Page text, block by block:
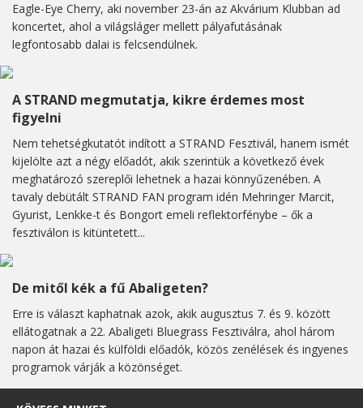
Eagle-Eye Cherry, aki november 23-án az Akvárium Klubban ad
koncertet, ahol a világsláger mellett pályafutásának
legfontosabb dalai is felcsendülnek.
A STRAND megmutatja, kikre érdemes most
figyelni
Nem tehetségkutatót indított a STRAND Fesztivál, hanem ismét
kijelölte azt a négy előadót, akik szerintük a következő évek
meghatározó szereplői lehetnek a hazai könnyűzenében. A
tavaly debütált STRAND FAN program idén Mehringer Marcit,
Gyurist, Lenkke-t és Bongort emeli reflektorfénybe – ők a
fesztiválon is kitüntetett...
De mitől kék a fű Abaligeten?
Erre is választ kaphatnak azok, akik augusztus 7. és 9. között
ellátogatnak a 22. Abaligeti Bluegrass Fesztiválra, ahol három
napon át hazai és külföldi előadók, közös zenélések és ingyenes
programok várják a közönséget.